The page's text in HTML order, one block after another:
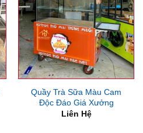
Quầy Trà Sữa Màu Cam
Độc Đáo Giá Xưởng
Liên Hệ